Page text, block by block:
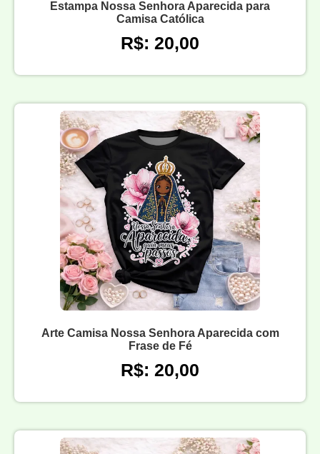
Estampa Nossa Senhora Aparecida para
Camisa Católica
R$: 20,00
Arte Camisa Nossa Senhora Aparecida com
Frase de Fé
R$: 20,00